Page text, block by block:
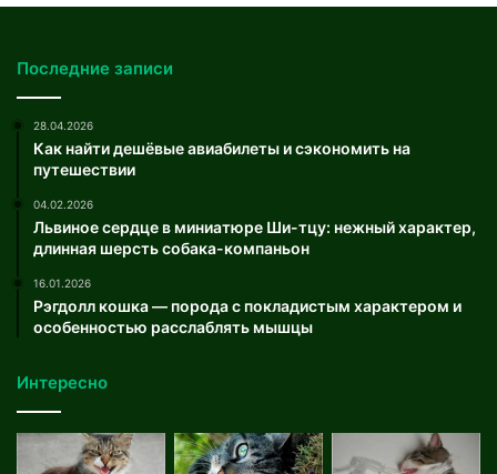
Последние записи
28.04.2026
Как найти дешёвые авиабилеты и сэкономить на
путешествии
04.02.2026
Львиное сердце в миниатюре Ши-тцу: нежный характер,
длинная шерсть собака-компаньон
16.01.2026
Рэгдолл кошка — порода с покладистым характером и
особенностью расслаблять мышцы
Интересно